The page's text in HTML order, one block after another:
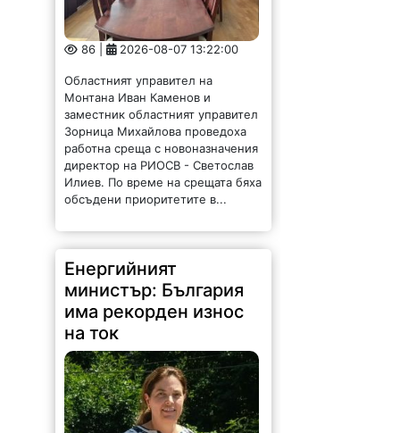
86 | 2026-08-07 13:22:00
Монтана Иван Каменов и
заместник областният управител
Зорница Михайлова проведоха
работна среща с новоназначения
директор на РИОСВ - Светослав
Илиев. По време на срещата бяха
обсъдени приоритетите в...
Енергийният
министър: България
има рекорден износ
на ток